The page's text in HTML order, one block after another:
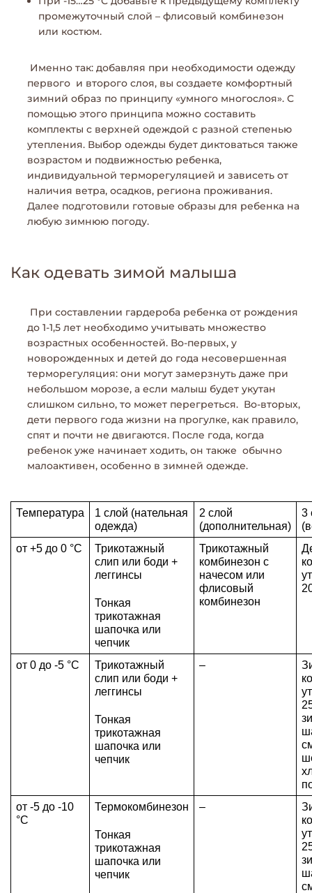
промежуточный слой – флисовый комбинезон
или костюм.
Именно так: добавляя при необходимости одежду
первого и второго слоя, вы создаете комфортный
зимний образ по принципу «умного многослоя». С
помощью этого принципа можно составить
комплекты с верхней одеждой с разной степенью
утепления. Выбор одежды будет диктоваться также
возрастом и подвижностью ребенка,
индивидуальной терморегуляцией и зависеть от
наличия ветра, осадков, региона проживания.
Далее подготовили готовые образы для ребенка на
любую зимнюю погоду.
Как одевать зимой малыша
При составлении гардероба ребенка от рождения
до 1-1,5 лет необходимо учитывать множество
возрастных особенностей. Во-первых, у
новорожденных и детей до года несовершенная
терморегуляция: они могут замерзнуть даже при
небольшом морозе, а если малыш будет укутан
слишком сильно, то может перегреться. Во-вторых,
дети первого года жизни на прогулке, как правило,
спят и почти не двигаются. После года, когда
ребенок уже начинает ходить, он также обычно
малоактивен, особенно в зимней одежде.
Температура
1 слой (нательная
одежда)
2 слой
(дополнительная)
3
от +5 до 0 °C
Трикотажный
слип или боди +
леггинсы
Тонкая
трикотажная
шапочка или
чепчик
Трикотажный
комбинезон с
начесом или
флисовый
комбинезон
от 0 до -5 °C
Трикотажный
слип или боди +
леггинсы
Тонкая
трикотажная
шапочка или
чепчик
–
от -5 до -10
°C
Термокомбинезон
Тонкая
трикотажная
шапочка или
чепчик
–